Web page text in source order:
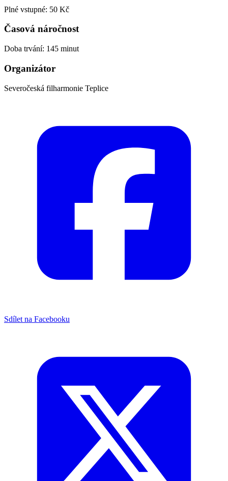
Plné vstupné: 50 Kč
Časová náročnost
Doba trvání: 145 minut
Organizátor
Severočeská filharmonie Teplice
Sdílet na Facebooku